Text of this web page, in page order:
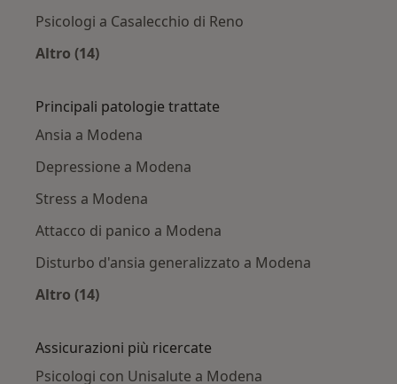
Psicologi a Casalecchio di Reno
Altro (14)
Principali patologie trattate
Ansia a Modena
Depressione a Modena
Stress a Modena
Attacco di panico a Modena
Disturbo d'ansia generalizzato a Modena
Altro (14)
Assicurazioni più ricercate
Psicologi con Unisalute a Modena